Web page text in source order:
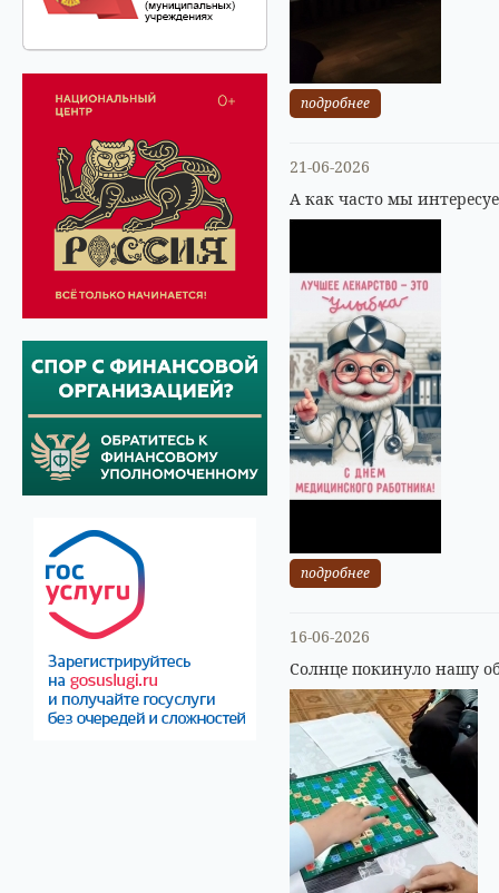
подробнее
21-06-2026
А как часто мы
подробнее
16-06-2026
Солнце покинуло нашу